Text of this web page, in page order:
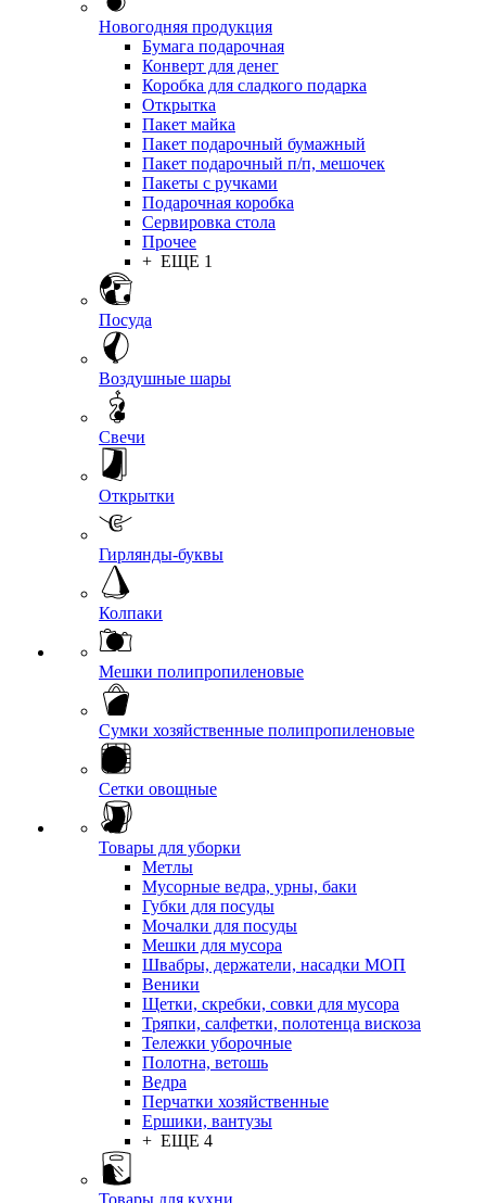
Новогодняя продукция
Бумага подарочная
Конверт для денег
Коробка для сладкого подарка
Открытка
Пакет майка
Пакет подарочный бумажный
Пакет подарочный п/п, мешочек
Пакеты с ручками
Подарочная коробка
Сервировка стола
Прочее
+ ЕЩЕ 1
Посуда
Воздушные шары
Свечи
Открытки
Гирлянды-буквы
Колпаки
Мешки полипропиленовые
Сумки хозяйственные полипропиленовые
Сетки овощные
Товары для уборки
Метлы
Мусорные ведра, урны, баки
Губки для посуды
Мочалки для посуды
Мешки для мусора
Швабры, держатели, насадки МОП
Веники
Щетки, скребки, совки для мусора
Тряпки, салфетки, полотенца вискоза
Тележки уборочные
Полотна, ветошь
Ведра
Перчатки хозяйственные
Ершики, вантузы
+ ЕЩЕ 4
Товары для кухни